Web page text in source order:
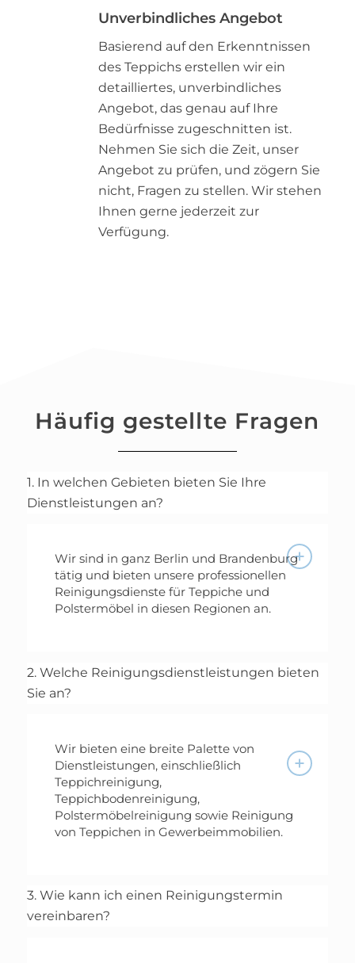
Unverbindliches Angebot
Basierend auf den Erkenntnissen
des Teppichs erstellen wir ein
detailliertes, unverbindliches
Angebot, das genau auf Ihre
Bedürfnisse zugeschnitten ist.
Nehmen Sie sich die Zeit, unser
Angebot zu prüfen, und zögern Sie
nicht, Fragen zu stellen. Wir stehen
Ihnen gerne jederzeit zur
Verfügung.
Häufig gestellte Fragen
1. In welchen Gebieten bieten Sie Ihre
Dienstleistungen an?
Wir sind in ganz Berlin und Brandenburg
tätig und bieten unsere professionellen
Reinigungsdienste für Teppiche und
Polstermöbel in diesen Regionen an.
2. Welche Reinigungsdienstleistungen bieten
Sie an?
Wir bieten eine breite Palette von
Dienstleistungen, einschließlich
Teppichreinigung,
Teppichbodenreinigung,
Polstermöbelreinigung sowie Reinigung
von Teppichen in Gewerbeimmobilien.
3. Wie kann ich einen Reinigungstermin
vereinbaren?